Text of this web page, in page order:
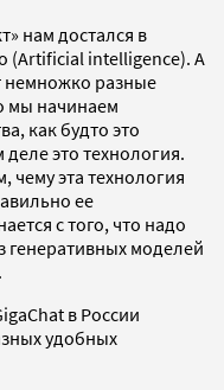
нам достался в
(Artificial intelligence). А
немножко разные
мы начинаем
как будто это
это технология.
чему эта технология
ее
с того, что надо
генеративных моделей
в России
удобных